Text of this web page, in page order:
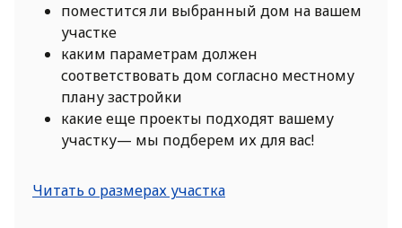
поместится ли выбранный дом на вашем
участке
каким параметрам должен
соответствовать дом согласно местному
плану застройки
какие еще проекты подходят вашему
участку— мы подберем их для вас!
Читать о размерах участка